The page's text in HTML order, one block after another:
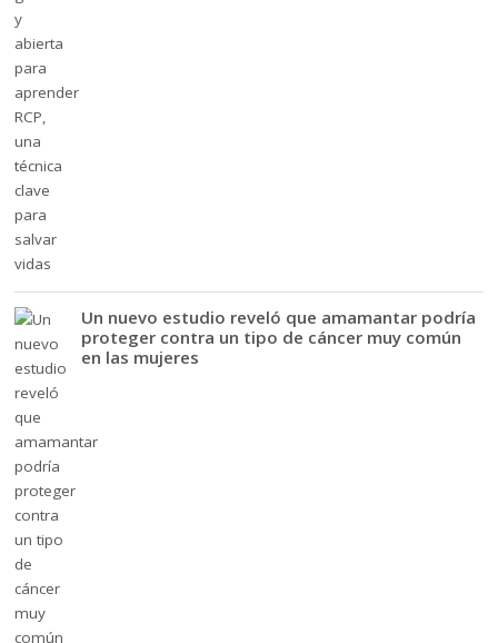
Un nuevo estudio reveló que amamantar podría
proteger contra un tipo de cáncer muy común
en las mujeres